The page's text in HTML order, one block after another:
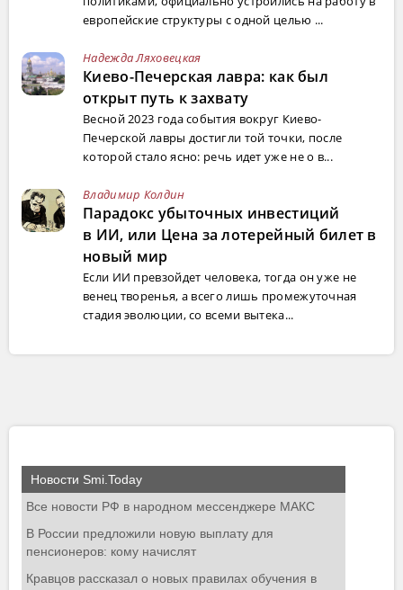
европейские структуры с одной целью ...
Надежда Ляховецкая
Киево-Печерская лавра: как был
открыт путь к захвату
Весной 2023 года события вокруг Киево-
Печерской лавры достигли той точки, после
которой стало ясно: речь идет уже не о в...
Владимир Колдин
Парадокс убыточных инвестиций
в ИИ, или Цена за лотерейный билет в
новый мир
Если ИИ превзойдет человека, тогда он уже не
венец творенья, а всего лишь промежуточная
стадия эволюции, со всеми вытека...